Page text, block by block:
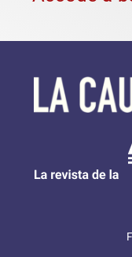
Accedé a